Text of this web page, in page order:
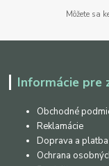
Môžete sa
Informácie pre
Obchodné
Reklamácie
Doprava a platba
Ochrana